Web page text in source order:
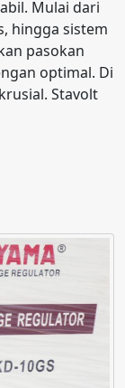
Mulai dari
hingga sistem
pasokan
optimal. Di
Stavolt